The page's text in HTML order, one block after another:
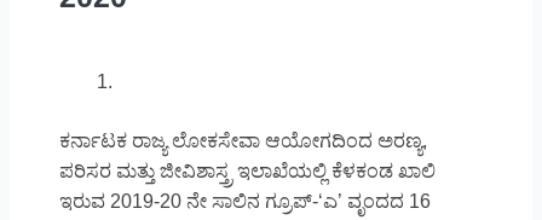
ಕರ್ನಾಟಕ ರಾಜ್ಯ ಲೋಕಸೇವಾ ಆಯೋಗದಿಂದ ಅರಣ್ಯ,
ಪರಿಸರ ಮತ್ತು ಜೀವಿಶಾಸ್ತ್ರ ಇಲಾಖೆಯಲ್ಲಿ ಕೆಳಕಂಡ ಖಾಲಿ
ಇರುವ 2019-20 ನೇ ಸಾಲಿನ ಗ್ರೂಪ್-‘ಎ’ ವೃಂದದ 16